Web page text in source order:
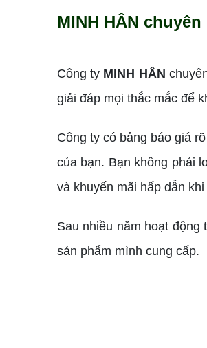
MINH HÂN
Công ty MINH HÂN
giải đáp mọi thắc mắc để
Công ty có bảng báo giá
của bạn. Bạn không phải
và khuyến mãi hấp dẫn
Sau nhiều năm hoạt
sản phẩm mình cung cấp.